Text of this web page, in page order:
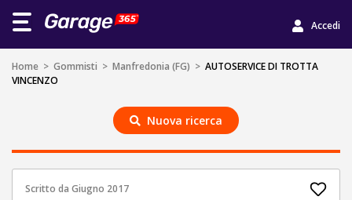
Accedi
Home > Gommisti > Manfredonia (FG) > AUTOSERVICE DI TROTTA
VINCENZO
Nuova ricerca
Scritto da Giugno 2017